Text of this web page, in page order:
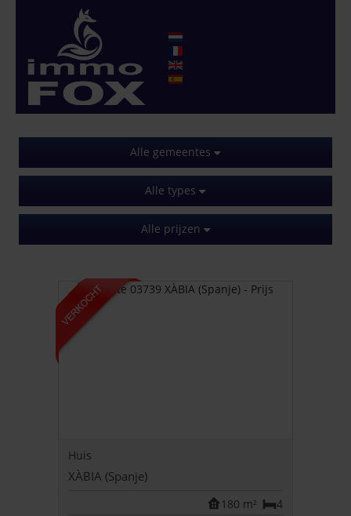
Alle gemeentes
Alle types
Alle prijzen
Huis
XÀBIA (Spanje)
4
180 m²